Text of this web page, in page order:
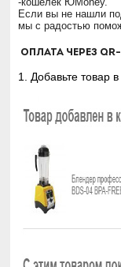
Если вы не нашли
мы с радостью
Оплата через
1. Добавьте товар в